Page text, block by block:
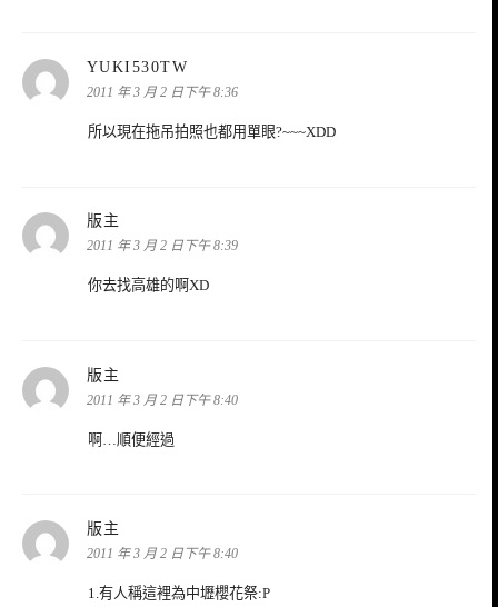
YUKI530TW
示:
2011 年 3 月 2 日下午 8:36
所以現在拖吊拍照也都用單眼?~~~XDD
版主
示:
2011 年 3 月 2 日下午 8:39
你去找高雄的啊XD
版主
示:
2011 年 3 月 2 日下午 8:40
啊…順便經過
版主
示:
2011 年 3 月 2 日下午 8:40
1.有人稱這裡為中壢櫻花祭:P